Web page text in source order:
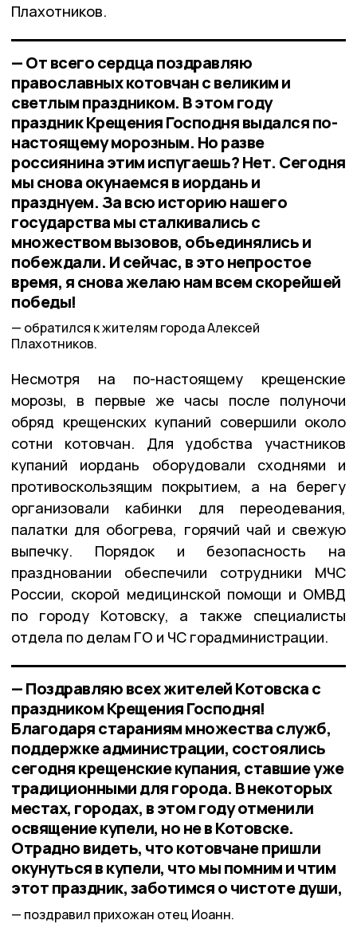
Плахотников.
— От всего сердца поздравляю
православных котовчан с великим и
светлым праздником. В этом году
праздник Крещения Господня выдался по-
настоящему морозным. Но разве
россиянина этим испугаешь? Нет. Сегодня
мы снова окунаемся в иордань и
празднуем. За всю историю нашего
государства мы сталкивались с
множеством вызовов, объединялись и
побеждали. И сейчас, в это непростое
время, я снова желаю нам всем скорейшей
победы!
обратился к жителям города Алексей
Плахотников.
Несмотря на по-настоящему крещенские
морозы, в первые же часы после полуночи
обряд крещенских купаний совершили около
сотни котовчан. Для удобства участников
купаний иордань оборудовали сходнями и
противоскользящим покрытием, а на берегу
организовали кабинки для переодевания,
палатки для обогрева, горячий чай и свежую
выпечку. Порядок и безопасность на
праздновании обеспечили сотрудники МЧС
России, скорой медицинской помощи и ОМВД
по городу Котовску, а также специалисты
отдела по делам ГО и ЧС горадминистрации.
— Поздравляю всех жителей Котовска с
праздником Крещения Господня!
Благодаря стараниям множества служб,
поддержке администрации, состоялись
сегодня крещенские купания, ставшие уже
традиционными для города. В некоторых
местах, городах, в этом году отменили
освящение купели, но не в Котовске.
Отрадно видеть, что котовчане пришли
окунуться в купели, что мы помним и чтим
этот праздник, заботимся о чистоте души,
поздравил прихожан отец Иоанн.